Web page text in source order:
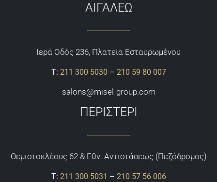
ΑΙΓΑΛΕΩ
Ιερά Οδός 236, Πλατεία Εσταυρωμένου
Τ: 211 300 5030 – 210 59 80 007
salons@misel-group.com
ΠΕΡΙΣΤΕΡΙ
Θεμιστoκλέους 62 & Εθν. Αντιστάσεως (Πεζόδρομος)
Τ: 211 300 5031 – 210 57 56 006